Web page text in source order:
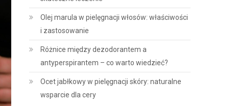
Olej marula w pielęgnacji włosów: właściwości
i zastosowanie
Różnice między dezodorantem a
antyperspirantem – co warto wiedzieć?
Ocet jabłkowy w pielęgnacji skóry: naturalne
wsparcie dla cery